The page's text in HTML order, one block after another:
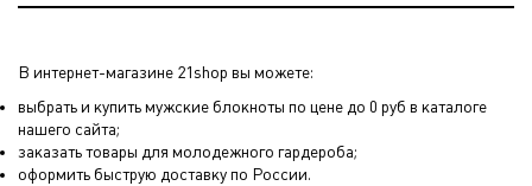
В интернет-магазине 21shop вы можете:
выбрать и купить мужские блокноты по цене до 0 руб в каталоге
нашего сайта;
заказать товары для молодежного гардероба;
оформить быструю доставку по России.